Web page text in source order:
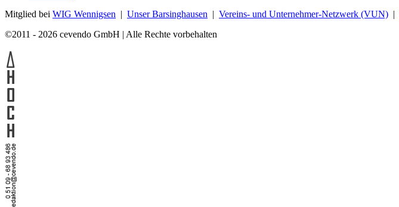
Mitglied bei WIG Wennigsen | Unser Barsinghausen | Vereins- und Unternehmer-Netzwerk (VUN) |
©2011 - 2026 cevendo GmbH | Alle Rechte vorbehalten